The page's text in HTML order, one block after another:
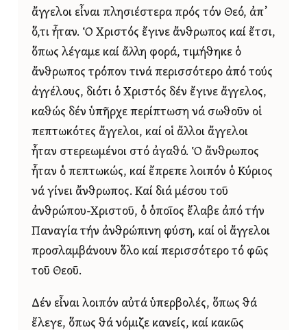
ἄγγελοι εἶναι πλησιέστερα πρός τόν Θεό, ἀπ᾿
ὅ,τι ἦταν. Ὁ Χριστός ἔγινε ἄνθρωπος καί ἔτσι,
ὅπως λέγαμε καί ἄλλη φορά, τιμήθηκε ὁ
ἄνθρωπος τρόπον τινά περισσότερο ἀπό τούς
ἀγγέλους, διότι ὁ Χριστός δέν ἔγινε ἄγγελος,
καθώς δέν ὑπῆρχε περίπτωση νά σωθοῦν οἱ
πεπτωκότες ἄγγελοι, καί οἱ ἄλλοι ἄγγελοι
ἦταν στερεωμένοι στό ἀγαθό. Ὁ ἄνθρωπος
ἦταν ὁ πεπτωκώς, καί ἔπρεπε λοιπόν ὁ Κύριος
νά γίνει ἄνθρωπος. Καί διά μέσου τοῦ
ἀνθρώπου-Χριστοῦ, ὁ ὁποῖος ἔλαβε ἀπό τήν
Παναγία τήν ἀνθρώπινη φύση, καί οἱ ἄγγελοι
προσλαμβάνουν ὅλο καί περισσότερο τό φῶς
τοῦ Θεοῦ.
Δέν εἶναι λοιπόν αὐτά ὑπερβολές, ὅπως θά
ἔλεγε, ὅπως θά νόμιζε κανείς, καί κακῶς